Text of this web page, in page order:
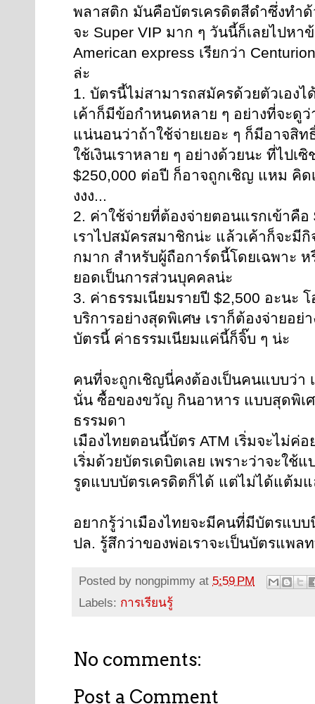
พลาสติก มันคือบัตรเครดิตสีดำซึ่งทำ
จะ Super VIP มาก ๆ วันนี้ก็เลยไปห
American express เรียกว่า
ล่ะ
1. บัตรนี้ไม่สามารถสมัครด้วยตัวเอง
เค้าก็มีข้อกำหนดหลาย ๆ อย่างที่จะดู
แน่นอนว่าถ้าใช้จ่ายเยอะ ๆ ก็มีอาจสิ
ใช้เงินเราหลาย ๆ อย่างด้วยนะ ที่ไปเ
$250,000 ต่อปี ก็อาจถูกเชิญ แหม คิด
งงง...
2. ค่าใช้จ่ายที่ต้องจ่ายตอนแรกเข้าคื
เราไปสมัครสมาชิกน่ะ แล้วเค้าก็จะมี
กมาก สำหรับผู้ถือการ์ดนี้โดยเฉพาะ ห
ยอดเป็นการส่วนบุคคลน่ะ
3. ค่าธรรมเนียมรายปี $2,500 อะนะ
บริการอย่างสุดพิเศษ เราก็ต้องจ่ายอย่
บัตรนี้ ค่าธรรมเนียมแค่นี้ก็จิ๊บ ๆ น่ะ
คนที่จะถูกเชิญนี่คงต้องเป็นคนแบบว่า
นั่น ซื้อของขวัญ กินอาหาร แบบสุดพิเศ
ธรรมดา
เมืองไทยตอนนี้บัตร ATM เริ่มจะไม่ค่
เริ่มด้วยบัตรเดบิตเลย เพราะว่าจะใช้
รูดแบบบัตรเครดิตก็ได้ แต่ไม่ได้แต้ม
อยากรู้ว่าเมืองไทยจะมีคนที่มีบัตรแบ
ปล. รู้สึกว่าของพ่อเราจะเป็นบัตรแพ
Posted by nongpimmy at 5:59 PM
Labels: การเรียนรู้
No comments:
Post a Comment